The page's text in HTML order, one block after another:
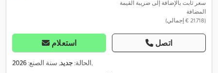
سعر ثابت بالإضافة إلى ضريبة القيمة
المضافة
(‏21.718 € إجمالي)
استعلام اتصل
الحالة:جديد, سنة الصنع:2026 ,